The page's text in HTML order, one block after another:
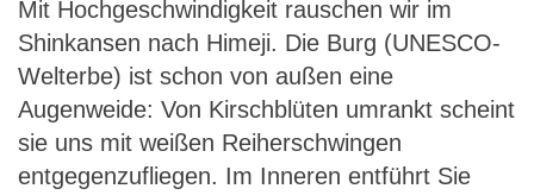
Mit Hochgeschwindigkeit rauschen wir im
Shinkansen nach Himeji. Die Burg (UNESCO-
Welterbe) ist schon von außen eine
Augenweide: Von Kirschblüten umrankt scheint
sie uns mit weißen Reiherschwingen
entgegenzufliegen. Im Inneren entführt Sie